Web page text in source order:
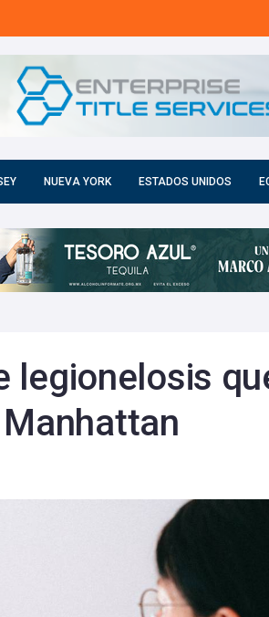
NUEVA YORK ESTADOS UNIDOS
legionelosis